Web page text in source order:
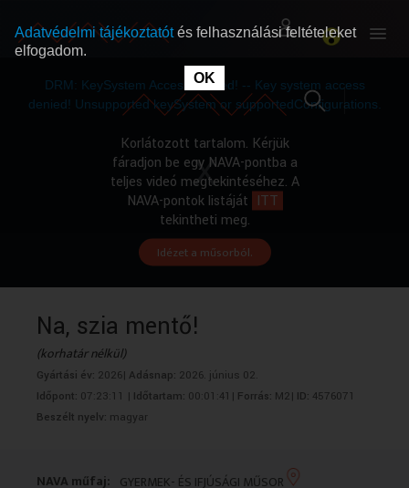
RÓLUNK
RÓLUNK
DRM: KeySystem Access Denied! -- Key system access
denied! Unsupported keySystem or supportedConfigurations.
Korlátozott tartalom. Kérjük
fáradjon be egy NAVA-pontba a
teljes videó megtekintéséhez. A
NAVA-pontok listáját ITT
tekintheti meg.
Idézet a műsorból.
Na, szia mentő!
(korhatár nélkül)
Gyártási év: 2026| Adásnap: 2026. június 02.
Időpont: 07:23:11 | Időtartam: 00:01:41| Forrás: M2| ID: 4576071
Beszélt nyelv: magyar
NAVA műfaj: GYERMEK- ÉS IFJÚSÁGI MŰSOR
Adatvédelmi tájékoztatótés felhasználási feltételeket
elfogadom.
OK